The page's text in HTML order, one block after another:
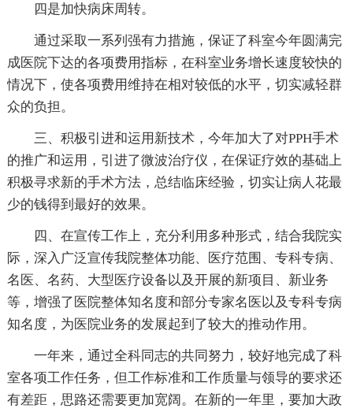
四是加快病床周转。
通过采取一系列强有力措施，保证了科室今年圆满完
成医院下达的各项费用指标，在科室业务增长速度较快的
情况下，使各项费用维持在相对较低的水平，切实减轻群
众的负担。
三、积极引进和运用新技术，今年加大了对PPH手术
的推广和运用，引进了微波治疗仪，在保证疗效的基础上
积极寻求新的手术方法，总结临床经验，切实让病人花最
少的钱得到最好的效果。
四、在宣传工作上，充分利用多种形式，结合我院实
际，深入广泛宣传我院整体功能、医疗范围、专科专病、
名医、名药、大型医疗设备以及开展的新项目、新业务
等，增强了医院整体知名度和部分专家名医以及专科专病
知名度，为医院业务的发展起到了较大的推动作用。
一年来，通过全科同志的共同努力，较好地完成了科
室各项工作任务，但工作标准和工作质量与领导的要求还
有差距，思路还需要更加宽阔。在新的一年里，要加大政